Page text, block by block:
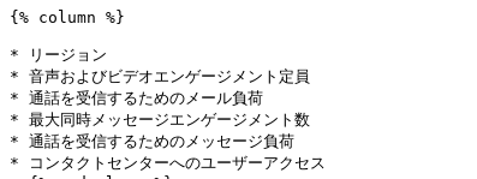
{% column %}
* リージョン
* 音声およびビデオエンゲージメント定員
* 通話を受信するためのメール負荷
* 最大同時メッセージエンゲージメント数
* 通話を受信するためのメッセージ負荷
* コンタクトセンターへのユーザーアクセス